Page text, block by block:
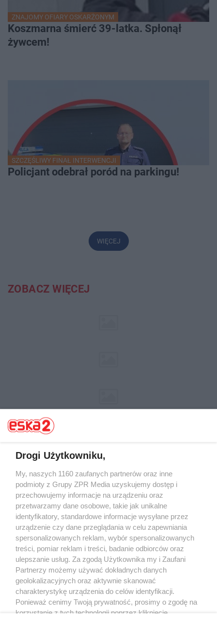
ZNAJOMY OFIARY OSKARŻONYM
Koszmarna śmierć 39-latka. Spłonął
żywcem!
SZCZĘŚLIWY FINAŁ INTERWENCJI
Policjant odebrał poród na parkingu!
WIĘCEJ
ZOBACZ WIĘCEJ
Żaden utwór zamieszczony w serwisie nie może być powielany i
rozpowszechniany lub dalej rozpowszechniany w jakikolwiek sposób (w
tym także elektroniczny lub mechaniczny) na jakimkolwiek polu
eksploatacji w jakiejkolwiek formie, włącznie z umieszczaniem w Internecie
bez pisemnej zgody właściciela praw. Jakiekolwiek użycie lub
wykorzystanie utworów w całości lub w części z naruszeniem prawa, tzn.
bez właściwej zgody, jest zabronione pod groźbą kary i może być ścigane
prawnie.
O nas
Informacje prawne
Drogi Użytkowniku,
My, naszych 1160 zaufanych partnerów oraz inne
podmioty z Grupy ZPR Media uzyskujemy dostęp i
przechowujemy informacje na urządzeniu oraz
przetwarzamy dane osobowe, takie jak unikalne
identyfikatory, standardowe informacje wysyłane przez
urządzenie czy dane przeglądania w celu zapewniania
spersonalizowanych reklam, wybór spersonalizowanych
treści, pomiar reklam i treści, badanie odbiorców oraz
ulepszanie usług. Za zgodą Użytkownika my i Zaufani
Partnerzy możemy używać dokładnych danych
geolokalizacyjnych oraz aktywnie skanować
charakterystykę urządzenia do celów identyfikacji.
Ponieważ cenimy Twoją prywatność, prosimy o zgodę na
korzystanie z tych technologii poprzez kliknięcie